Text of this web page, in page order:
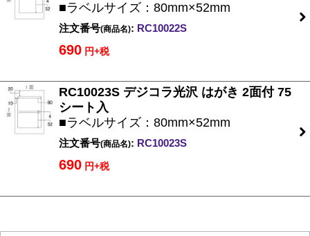
■ラベルサイズ：80mm×52mm
注文番号(商品名): RC10022S
690 円+税
RC10023S デジコラ光沢 はがき 2面付 75
シート入
■ラベルサイズ：80mm×52mm
注文番号(商品名): RC10023S
690 円+税